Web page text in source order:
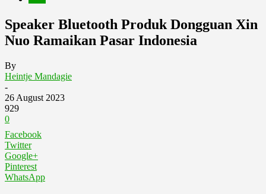
Speaker Bluetooth Produk Dongguan Xin
Nuo Ramaikan Pasar Indonesia
By
Heintje Mandagie
-
26 August 2023
929
0
Facebook
Twitter
Google+
Pinterest
WhatsApp